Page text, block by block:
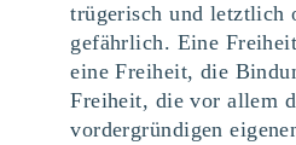
trügerisch und letztlich
gefährlich. Eine Freiheit
eine Freiheit, die
Freiheit, die vor allem
vordergründigen